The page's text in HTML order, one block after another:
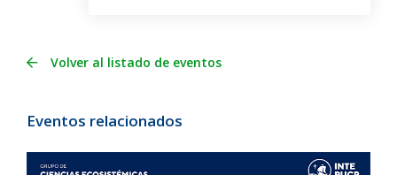
Volver al listado de eventos
Eventos relacionados